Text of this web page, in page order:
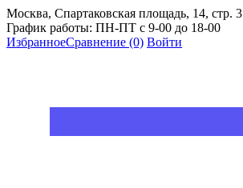
Москва, Спартаковская площадь, 14, стр. 3
График работы: ПН-ПТ с 9-00 до 18-00
ИзбранноеСравнение (0) Войти